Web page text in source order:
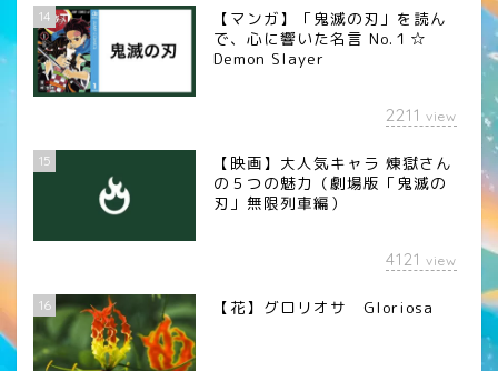
14
【マンガ】「鬼滅の刃」を読ん
で、心に響いた名言 No.１☆
Demon Slayer
2211 view
15
【映画】大人気キャラ 煉󠄁獄さん
の５つの魅力（劇場版「鬼滅の
刃」無限列車編）
4121 view
16 【花】グロリオサ Gloriosa